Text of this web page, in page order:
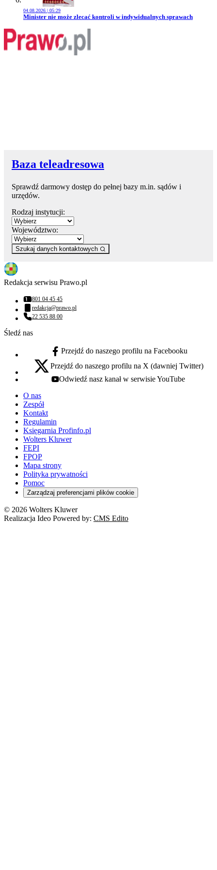
04.08.2026 | 05:29
Przejdź do artykułu:
Minister nie może zlecać kontroli w indywidualnych sprawach
Baza teleadresowa
Sprawdź darmowy dostęp do pełnej bazy m.in. sądów i
urzędów.
Rodzaj instytucji:
Województwo:
Szukaj danych kontaktowych
Redakcja serwisu Prawo.pl
Numer telefonu:
801 04 45 45
Adres email:
redakcja@prawo.pl
Numer telefonu:
22 535 88 00
Śledź nas
facebook - otwiera się w nowej karcie
Przejdź do naszego profilu na Facebooku
x - otwiera się w nowej karcie
Przejdź do naszego profilu na X (dawniej Twitter)
youtube - otwiera się w nowej karcie
Odwiedź nasz kanał w serwisie YouTube
O nas
Zespół
Kontakt
Regulamin
Księgarnia Profinfo.pl
Wolters Kluwer
FEPI
FPOP
Mapa strony
Polityka prywatności
Pomoc
Zarządzaj preferencjami plików cookie
© 2026 Wolters Kluwer
Realizacja Ideo Powered by: CMS Edito